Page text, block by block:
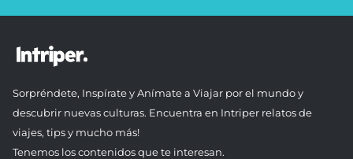
Sorpréndete, Inspírate y Anímate a Viajar por el mundo y
descubrir nuevas culturas. Encuentra en Intriper relatos de
viajes, tips y mucho más!
Tenemos los contenidos que te interesan.